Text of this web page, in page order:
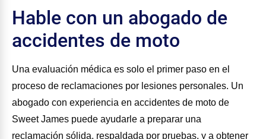
Hable con un abogado de
accidentes de moto
Una evaluación médica es solo el primer paso en el
proceso de reclamaciones por lesiones personales. Un
abogado con experiencia en accidentes de moto de
Sweet James puede ayudarle a preparar una
reclamación sólida, respaldada por pruebas, y a obtener